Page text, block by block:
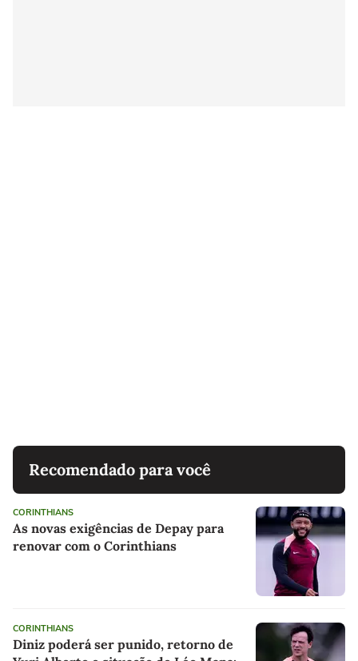
Recomendado para você
CORINTHIANS
As novas exigências de Depay para
renovar com o Corinthians
CORINTHIANS
Diniz poderá ser punido, retorno de